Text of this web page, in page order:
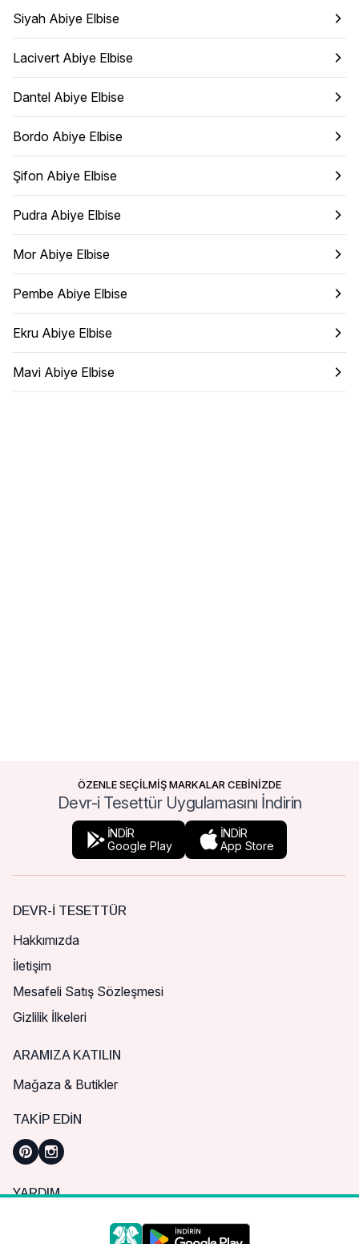
Siyah Abiye Elbise
Lacivert Abiye Elbise
Dantel Abiye Elbise
Bordo Abiye Elbise
Şifon Abiye Elbise
Pudra Abiye Elbise
Mor Abiye Elbise
Pembe Abiye Elbise
Ekru Abiye Elbise
Mavi Abiye Elbise
ÖZENLE SEÇİLMİŞ MARKALAR CEBİNİZDE
Devr-i Tesettür Uygulamasını İndirin
İNDİR
Google Play
İNDİR
App Store
DEVR-I TESETTÜR
Hakkımızda
İletişim
Mesafeli Satış Sözleşmesi
Gizlilik İlkeleri
ARAMIZA KATILIN
Mağaza & Butikler
TAKIP EDIN
YARDIM
Sık Sorulan Sorular